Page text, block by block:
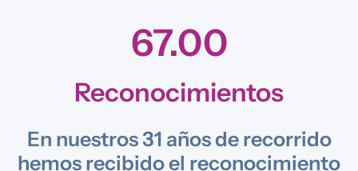
67.00
Reconocimientos
En nuestros 31 años de recorrido
hemos recibido el reconocimiento